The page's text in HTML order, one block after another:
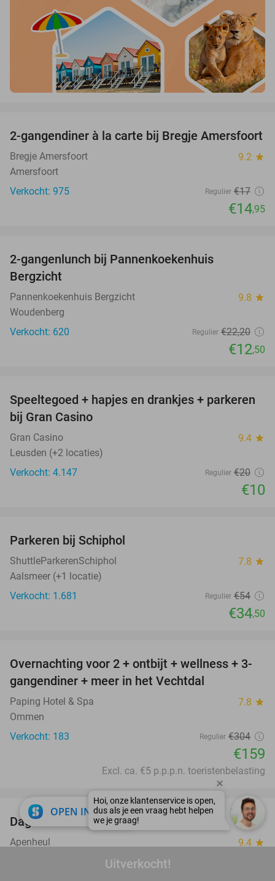
Uitverkocht!
12%
2-gangendiner à la carte bij Bregje Amersfoort
Bregje Amersfoort 9.2 star
Amersfoort
Verkocht: 975
Regulier €17
€14,95
2-gangenlunch bij Pannenkoekenhuis
Bergzicht
Pannenkoekenhuis Bergzicht 9.8 star
Woudenberg
Verkocht: 620
Regulier €22,20
€12,50
50%
Speeltegoed + hapjes en drankjes + parkeren
bij Gran Casino
Gran Casino 9.4 star
Leusden (+2 locaties)
Verkocht: 4.147
Regulier €20
€10
Parkeren bij Schiphol
ShuttleParkerenSchiphol 7.8 star
Aalsmeer (+1 locatie)
Verkocht: 1.681
Regulier €54
€34,50
48%
Overnachting voor 2 + ontbijt + wellness + 3-
gangendiner + meer in het Vechtdal
Paping Hotel & Spa 7.8 star
Ommen
Verkocht: 183
Regulier €304
€159
Excl. ca. €5 p.p.p.n. toeristenbelasting
36%
Dagentree voor Apenheul
Apenheul 9.4 star
OPEN IN APP close